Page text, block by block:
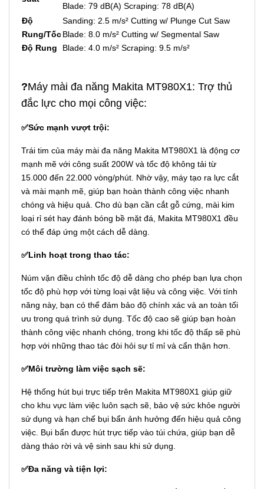
Blade: 79 dB(A) Scraping: 78 dB(A)
Độ
Rung/Tốc
Độ Rung
Sanding: 2.5 m/s² Cutting w/ Plunge Cut Saw
Blade: 8.0 m/s² Cutting w/ Segmental Saw
Blade: 4.0 m/s² Scraping: 9.5 m/s²
?Máy mài đa năng Makita MT980X1: Trợ thủ
đắc lực cho mọi công việc:
✅Sức mạnh vượt trội:
Trái tim của máy mài đa năng Makita MT980X1 là động cơ
mạnh mẽ với công suất 200W và tốc độ không tải từ
15.000 đến 22.000 vòng/phút. Nhờ vậy, máy tạo ra lực cắt
và mài mạnh mẽ, giúp bạn hoàn thành công việc nhanh
chóng và hiệu quả. Cho dù bạn cần cắt gỗ cứng, mài kim
loại rỉ sét hay đánh bóng bề mặt đá, Makita MT980X1 đều
có thể đáp ứng một cách dễ dàng.
✅Linh hoạt trong thao tác:
Núm vặn điều chỉnh tốc độ dễ dàng cho phép bạn lựa chọn
tốc độ phù hợp với từng loại vật liệu và công việc. Với tính
năng này, bạn có thể đảm bảo độ chính xác và an toàn tối
ưu trong quá trình sử dụng. Tốc độ cao sẽ giúp bạn hoàn
thành công việc nhanh chóng, trong khi tốc độ thấp sẽ phù
hợp với những thao tác đòi hỏi sự tỉ mỉ và cẩn thận hơn.
✅Môi trường làm việc sạch sẽ:
Hệ thống hút bụi trực tiếp trên Makita MT980X1 giúp giữ
cho khu vực làm việc luôn sạch sẽ, bảo vệ sức khỏe người
sử dụng và hạn chế bụi bẩn ảnh hưởng đến hiệu quả công
việc. Bụi bẩn được hút trực tiếp vào túi chứa, giúp bạn dễ
dàng tháo rời và vệ sinh sau khi sử dụng.
✅Đa năng và tiện lợi: